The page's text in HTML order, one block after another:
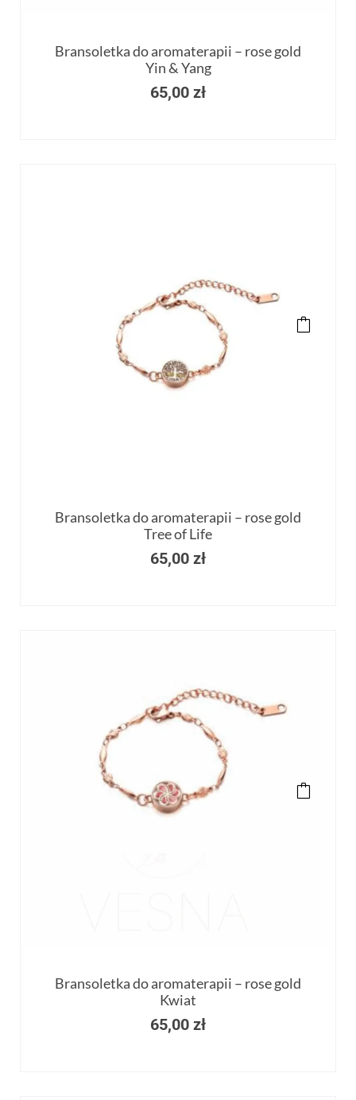
Bransoletka do aromaterapii – rose gold
Yin & Yang
65,00 zł
Bransoletka do aromaterapii – rose gold
Tree of Life
65,00 zł
Bransoletka do aromaterapii – rose gold
Kwiat
65,00 zł